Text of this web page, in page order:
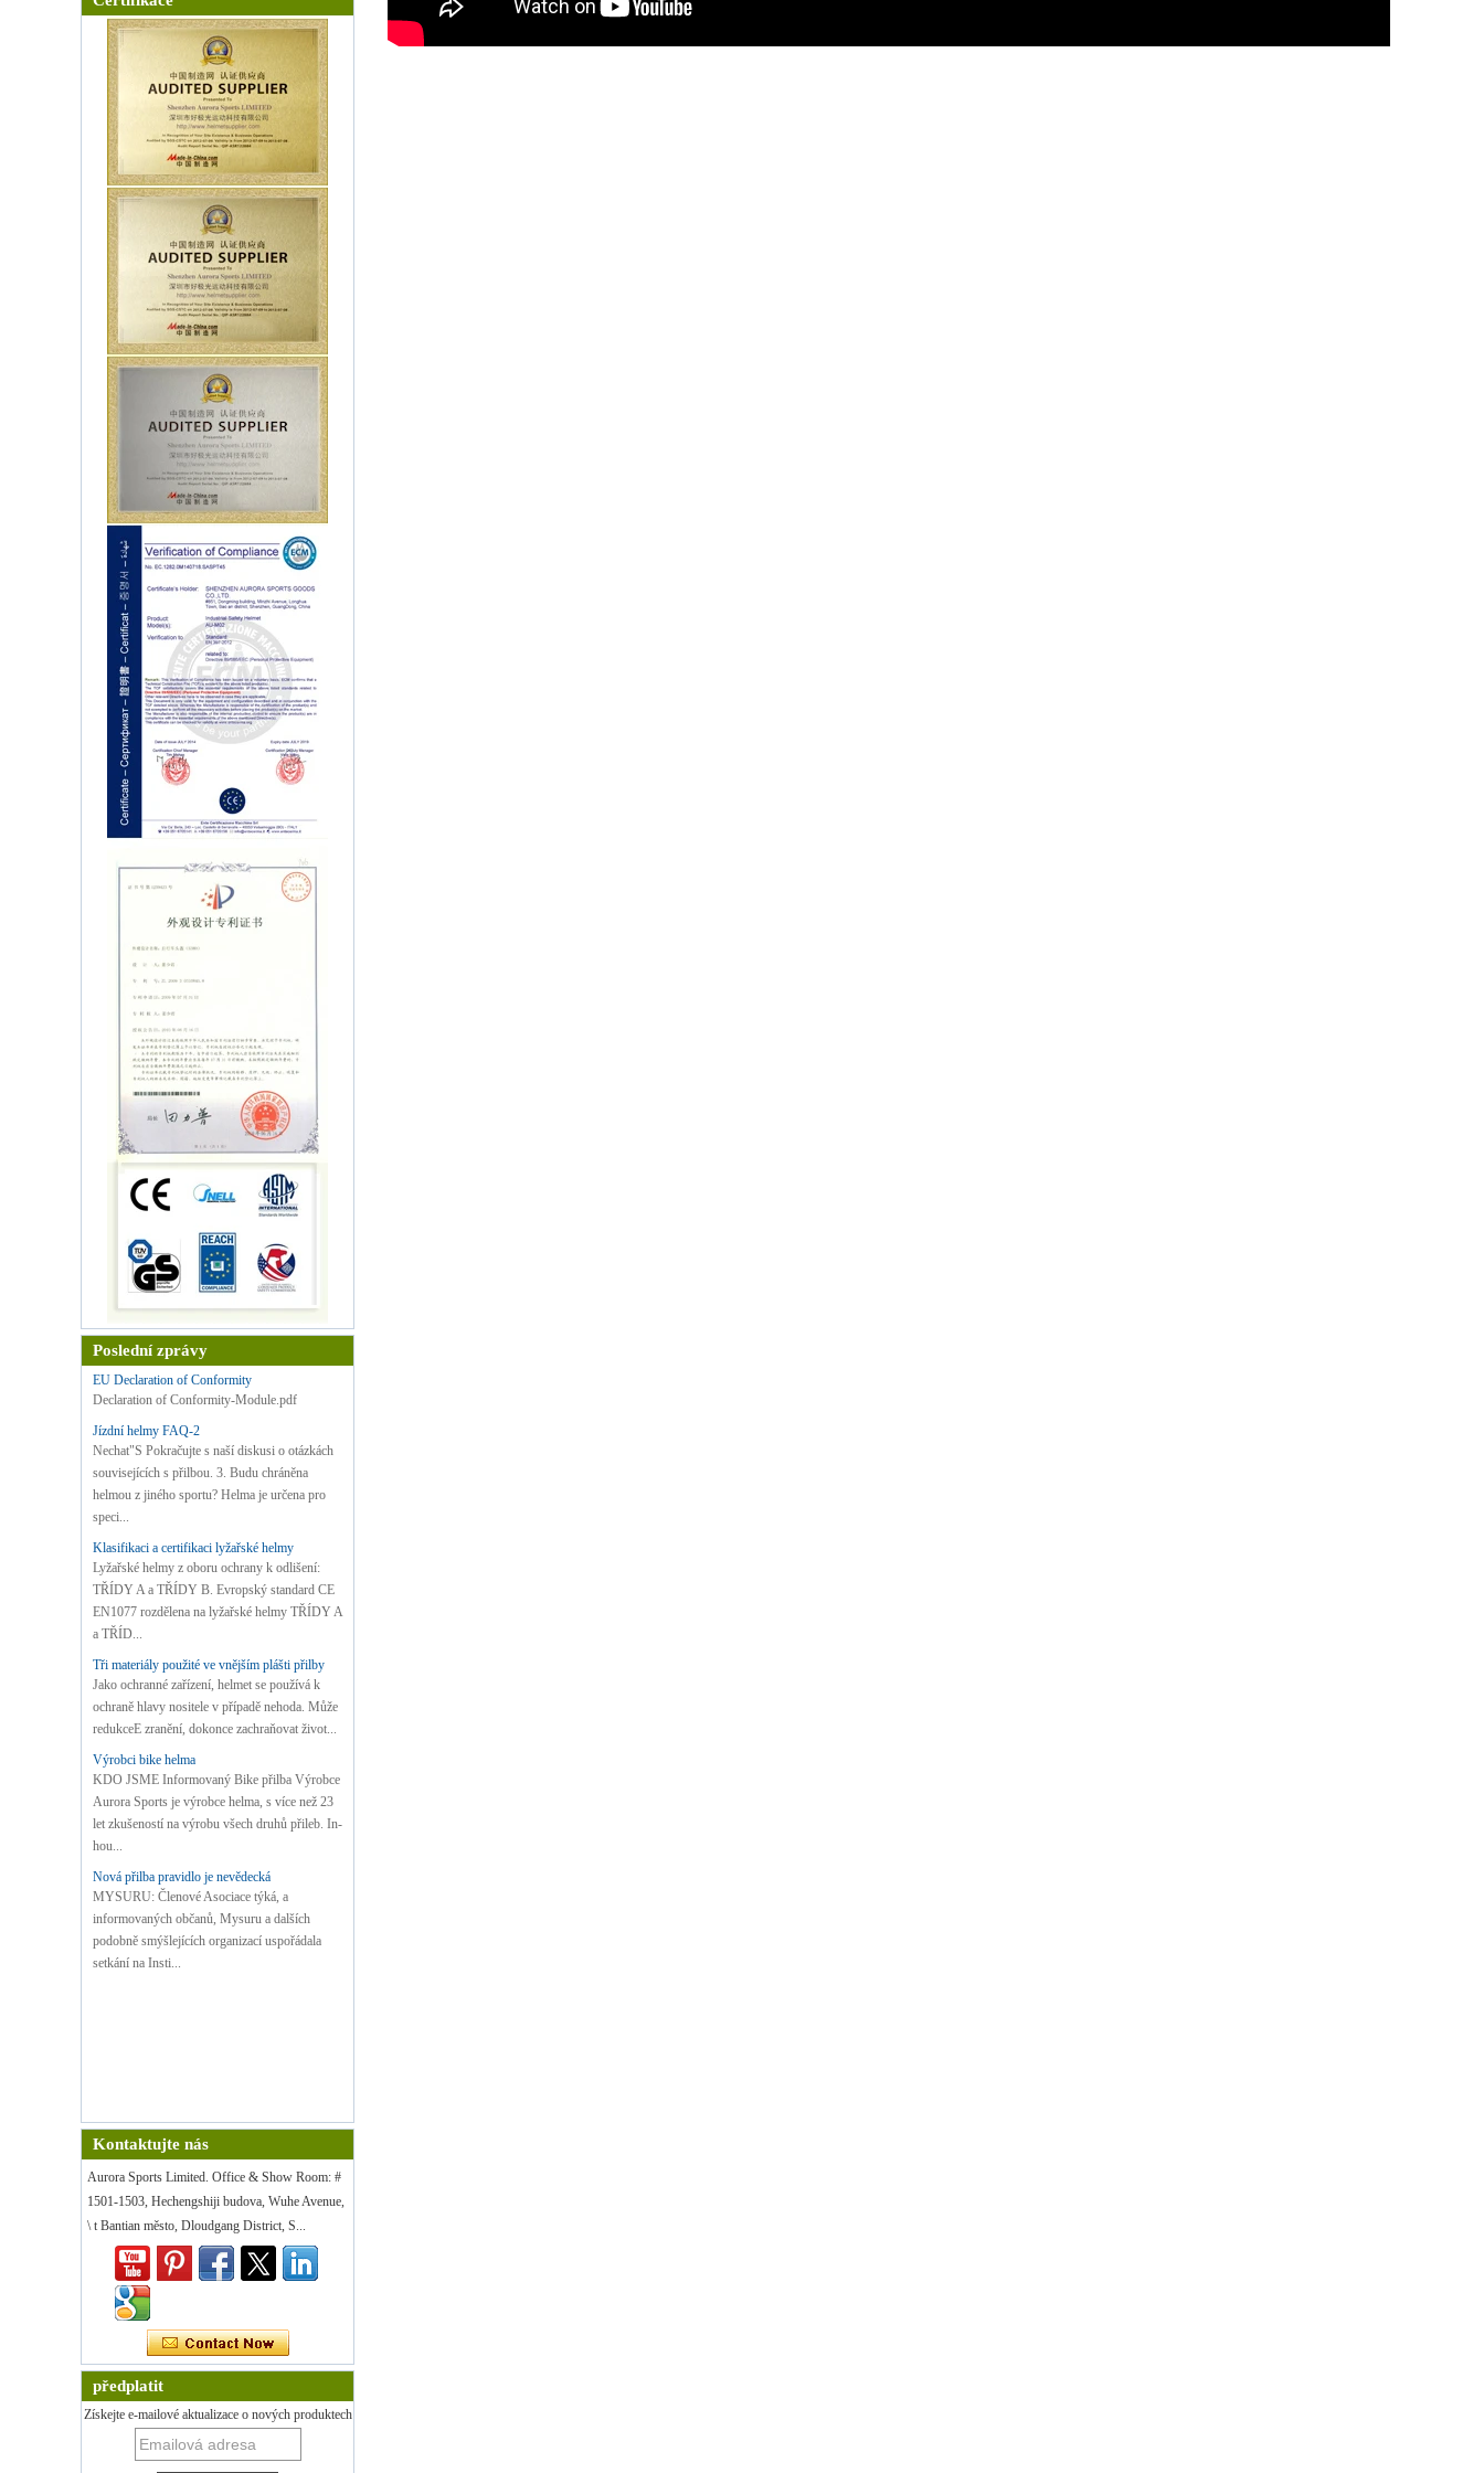
Poslední zprávy
EU Declaration of Conformity
Declaration of Conformity-Module.pdf
Jízdní helmy FAQ-2
Nechat"S Pokračujte s naší diskusi o otázkách
souvisejících s přilbou. 3. Budu chráněna
helmou z jiného sportu? Helma je určena pro
speci...
Klasifikaci a certifikaci lyžařské helmy
Lyžařské helmy z oboru ochrany k odlišení:
TŘÍDY A a TŘÍDY B. Evropský standard CE
EN1077 rozdělena na lyžařské helmy TŘÍDY A
a TŘÍD...
Tři materiály použité ve vnějším plášti přilby
Jako ochranné zařízení, helmet se používá k
ochraně hlavy nositele v případě nehoda. Může
redukceE zranění, dokonce zachraňovat život...
Výrobci bike helma
KDO JSME Informovaný Bike přilba Výrobce
Aurora Sports je výrobce helma, s více než 23
let zkušeností na výrobu všech druhů přileb. In-
hou...
Nová přilba pravidlo je nevědecká
MYSURU: Členové Asociace týká, a
informovaných občanů, Mysuru a dalších
podobně smýšlejících organizací uspořádala
setkání na Insti...
Kontaktujte nás
Aurora Sports Limited. Office & Show Room: #
1501-1503, Hechengshiji budova, Wuhe Avenue,
\ t Bantian město, Dloudgang District, S...
předplatit
Získejte e-mailové aktualizace o nových produktech